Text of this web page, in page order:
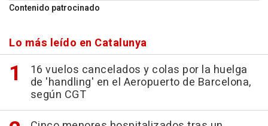
Contenido patrocinado
Lo más leído en Catalunya
16 vuelos cancelados y colas por la huelga
de 'handling' en el Aeropuerto de Barcelona,
según CGT